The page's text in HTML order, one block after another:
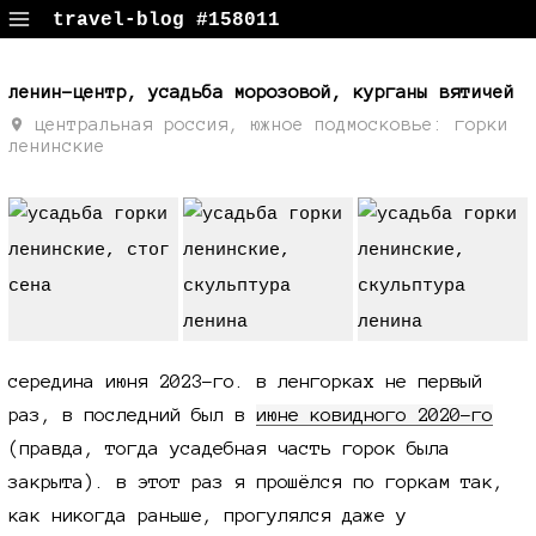
travel-blog #158011
ленин-центр, усадьба морозовой, курганы вятичей
центральная россия, южное подмосковье: горки
ленинские
середина июня 2023-го . в ленгорках не первый
раз, в последний был в июне ковидного 2020-го
(правда, тогда усадебная часть горок была
закрыта). в этот раз я прошёлся по горкам так,
как никогда раньше, прогулялся даже у